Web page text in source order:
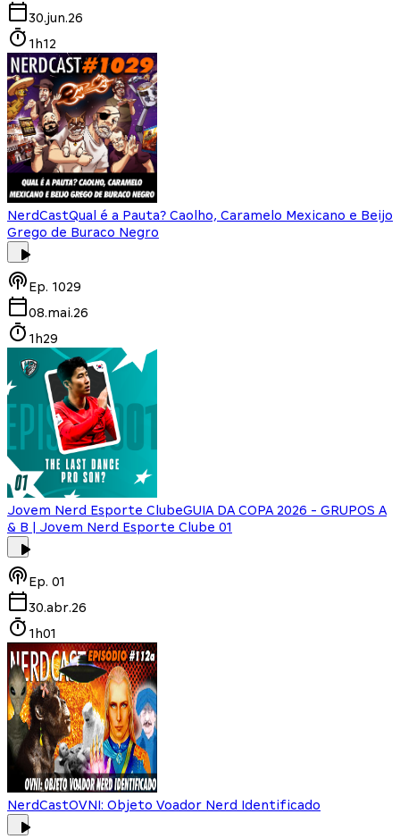
30.jun.26
1h12
NerdCastQual é a Pauta? Caolho, Caramelo Mexicano e Beijo
Grego de Buraco Negro
Ep. 1029
08.mai.26
1h29
Jovem Nerd Esporte ClubeGUIA DA COPA 2026 - GRUPOS A
& B | Jovem Nerd Esporte Clube 01
Ep. 01
30.abr.26
1h01
NerdCastOVNI: Objeto Voador Nerd Identificado